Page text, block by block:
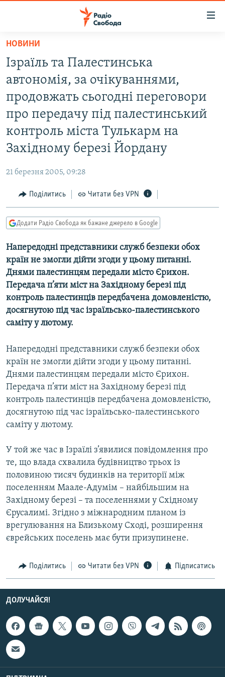
Перейти
основного
матеріалу
до
основної
навігації
Перейти
до
пошуку
ВСЕ ЗА ДОБУ
СУСПІЛЬСТВО
УКРАЇНА
СВІТ
РОСІЙСЬКА «ФІЛЬТРАЦІЯ»
ДОНБАС.РЕАЛІЇ
СХЕМИ
КИТАЙ.ВИКЛИКИ
ФОТО
СПЕЦПРОЄКТИ
ПОДКАСТИ
КРИМ РЕАЛІЇ
УКР
КТАТ
ДОЛУЧАЙСЯ!
Усі сайти RFE/RL
НОВИНИ
Ізраїль та Палестинська
автономія, за очікуваннями,
продовжать сьогодні переговори
про передачу під палестинський
контроль міста Тулькарм на
Західному березі Йордану
21 березня 2005, 09:28
Поділитись Читати без VPN
Додати Радіо Свобода як бажане джерело в Google
Напередодні представники служб безпеки обох
країн не змогли дійти згоди у цьому питанні.
Днями палестинцям передали місто Єрихон.
Передача п’яти міст на Західному березі під
контроль палестинців передбачена домовленістю,
досягнутою під час ізраїльсько-палестинського
саміту у лютому.
Напередодні представники служб безпеки обох
країн не змогли дійти згоди у цьому питанні.
Днями палестинцям передали місто Єрихон.
Передача п’яти міст на Західному березі під
контроль палестинців передбачена домовленістю,
досягнутою під час ізраїльсько-палестинського
саміту у лютому.
У той же час в Ізраїлі з’явилися повідомлення про
те, що влада схвалила будівництво трьох із
половиною тисяч будинків на території між
поселенням Маале-Адумім – найбільшим на
Західному березі – та поселеннями у Східному
Єрусалимі. Згідно з міжнародним планом із
врегулювання на Близькому Сході, розширення
єврейських поселень має бути призупинене.
Поділитись Читати без VPN Підписатись
ДОЛУЧАЙСЯ!